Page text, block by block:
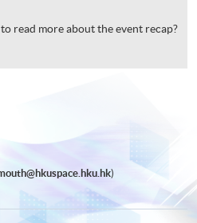
read more about the event recap?
)